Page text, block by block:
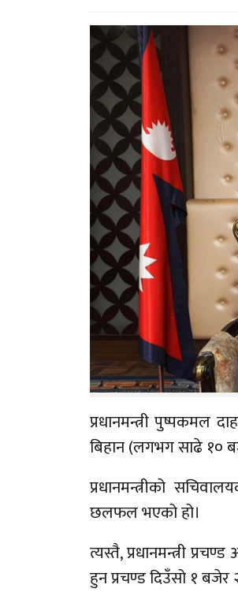
प्रधानमन्त्री पुष्पकमल
बिहान (लगभग साढे १०
प्रधानमन्त्रीको
छलफल भएको हो।
त्यस्तै, प्रधानमन्त्री
हुन प्रचण्ड दिउँसो १ बजेर